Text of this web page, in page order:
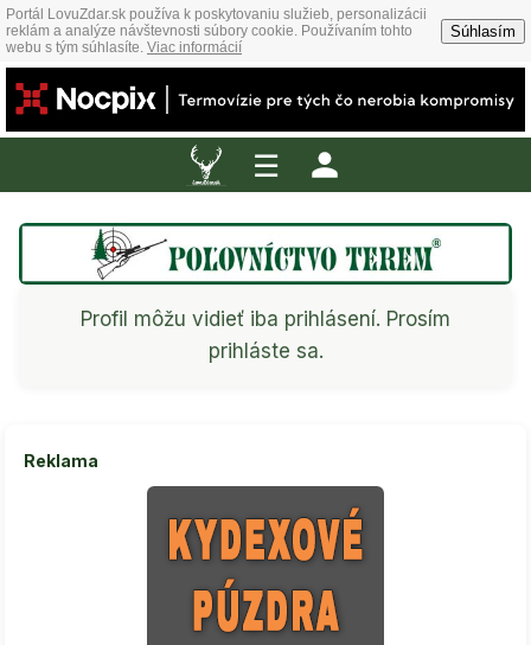
Portál LovuZdar.sk používa k poskytovaniu služieb, personalizácii
reklám a analýze návštevnosti súbory cookie. Používaním tohto
webu s tým súhlasíte. Viac informácií
Súhlasím
☰
Profil môžu vidieť iba prihlásení. Prosím
prihláste sa.
Reklama